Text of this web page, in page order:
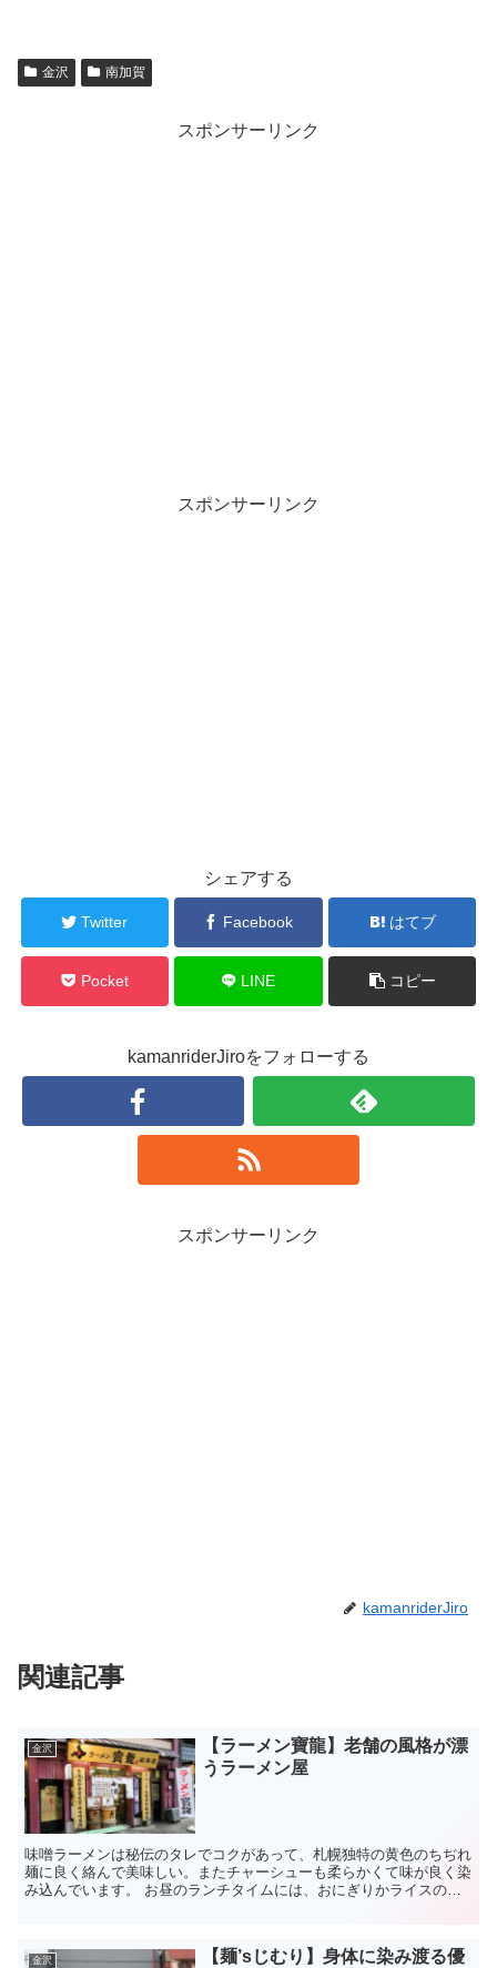
金沢 南加賀
スポンサーリンク
スポンサーリンク
シェアする
Twitter Facebook はてブ
Pocket LINE コピー
kamanriderJiroをフォローする
スポンサーリンク
kamanriderJiro
関連記事
金沢
【ラーメン寶龍】老舗の風格が漂
うラーメン屋
味噌ラーメンは秘伝のタレでコクがあって、札幌独特の黄色のちぢれ
麺に良く絡んで美味しい。またチャーシューも柔らかくて味が良く染
み込んでいます。 お昼のランチタイムには、おにぎりかライスのい
金沢
【麺’sじむり】身体に染み渡る優